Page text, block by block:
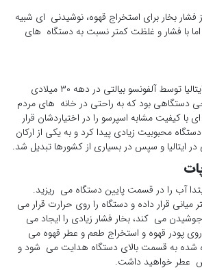
فشار بخار برای استخراج قهوه، نوشیدنی ای شبیه
با فشار و غلظت کمتر نسبت به دستگاه های
موکاپات برای اولین بار در ایتالیا توسط آلفونسو بیالتی در دهه ۳۰ میلادی
بود که به راحتی در خانه های مردم
با کیفیت مشابه اسپرسو را در اختیاردشان قرار
محبوبیت زیادی پیدا کرد و به یکی از ارکان
ایتالیا و سپس در بسیاری از کشورها تبدیل شد.
آب را در قسمت پایین دستگاه می ریزید.
میانی قرار داده و دستگاه را روی حرارت قرار می
می کند، بخار فشار زیادی را ایجاد می
پودر قهوه و استخراج طعم و عطر قهوه می
شده به قسمت بالای دستگاه هدایت می شود و
عطر خواهید داشت.